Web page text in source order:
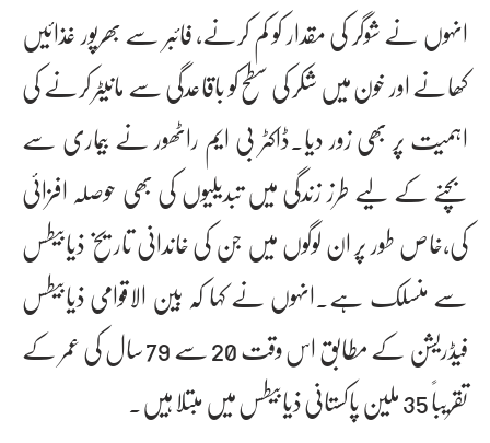
انہوں نے شوگر کی مقدار کو کم کرنے، فائبر سے بھرپور غذائیں
کھانے اور خون میں شکر کی سطح کو باقاعدگی سے مانیٹر کرنے کی
اہمیت پر بھی زور دیا۔ڈاکٹر بی ایم راٹھور نے بیماری سے
بچنے کے لیے طرز زندگی میں تبدیلیوں کی بھی حوصلہ افزائی
کی،خاص طور پر ان لوگوں میں جن کی خاندانی تاریخ ذیابیطس
سے منسلک ہے۔انہوں نے کہا کہ بین الاقوامی ذیابیطس
فیڈریشن کے مطابق اس وقت 20 سے 79 سال کی عمر کے
تقریباً 35 ملین پاکستانی ذیابیطس میں مبتلا ہیں۔